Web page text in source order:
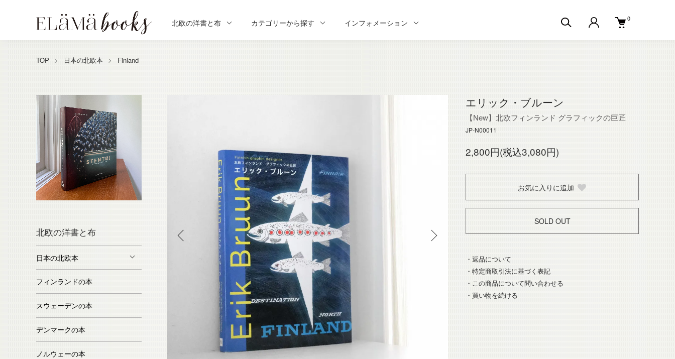
北欧の洋書と布 カテゴリーから探す インフォメーション 0
TOP 日本の北欧本 Finland
エリック・ブルーン
【New】北欧フィンランド グラフィックの巨匠
JP-N00011
2,800円(税込3,080円)
お気に入りに追加
SOLD OUT
・返品について
・特定商取引法に基づく表記
・この商品について問い合わせる
・買い物を続ける
北欧の洋書と布
日本の北欧本
フィンランドの本
スウェーデンの本
デンマークの本
ノルウェーの本